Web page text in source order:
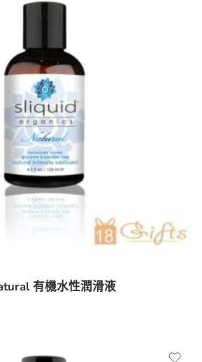
有機水性潤滑液